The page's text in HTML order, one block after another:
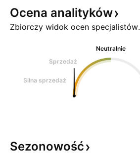
Ocena analityków
Zbiorczy widok ocen specjalistów.
Neutralnie
Sprzedaż
Silna sprzedaż
Sezonowość